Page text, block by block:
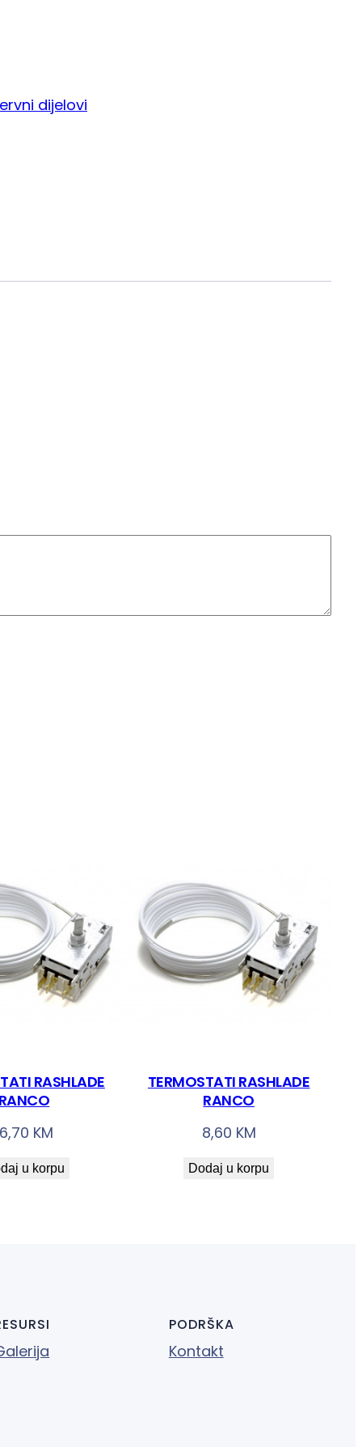
dijelovi
RASHLADE
RANCO
KM
u korpu
TERMOSTATI RASHLADE
RANCO
8,60 KM
Dodaj u korpu
PODRŠKA
Kontakt